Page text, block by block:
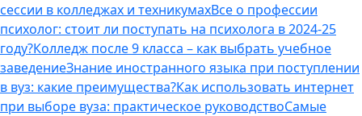
сессии в колледжах и техникумахВсе о профессии
психолог: стоит ли поступать на психолога в 2024-25
году?Колледж после 9 класса – как выбрать учебное
заведениеЗнание иностранного языка при поступлении
в вуз: какие преимущества?Как использовать интернет
при выборе вуза: практическое руководствоСамые